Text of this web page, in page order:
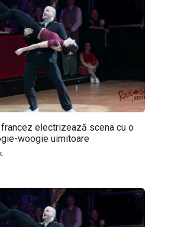
electrizează scena cu o
woogie uimitoare